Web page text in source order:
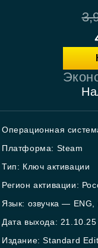
Операционная
Платформа: Steam
Тип: Ключ активации
Регион активации:
Язык: озвучка —
Дата выхода: 21.10.25
Издание: Standard